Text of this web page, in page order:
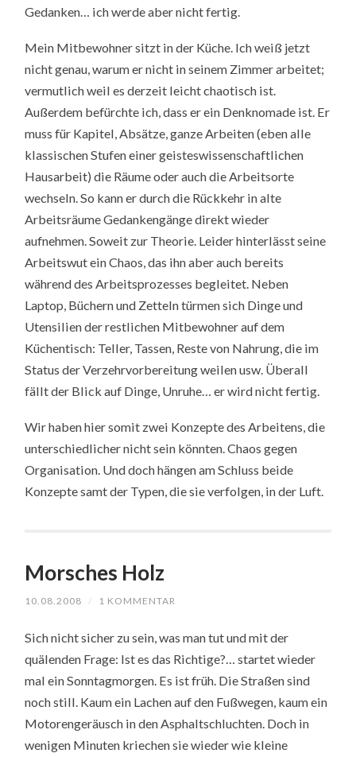
Gedanken… ich werde aber nicht fertig.
Mein Mitbewohner sitzt in der Küche. Ich weiß jetzt
nicht genau, warum er nicht in seinem Zimmer arbeitet;
vermutlich weil es derzeit leicht chaotisch ist.
Außerdem befürchte ich, dass er ein Denknomade ist. Er
muss für Kapitel, Absätze, ganze Arbeiten (eben alle
klassischen Stufen einer geisteswissenschaftlichen
Hausarbeit) die Räume oder auch die Arbeitsorte
wechseln. So kann er durch die Rückkehr in alte
Arbeitsräume Gedankengänge direkt wieder
aufnehmen. Soweit zur Theorie. Leider hinterlässt seine
Arbeitswut ein Chaos, das ihn aber auch bereits
während des Arbeitsprozesses begleitet. Neben
Laptop, Büchern und Zetteln türmen sich Dinge und
Utensilien der restlichen Mitbewohner auf dem
Küchentisch: Teller, Tassen, Reste von Nahrung, die im
Status der Verzehrvorbereitung weilen usw. Überall
fällt der Blick auf Dinge, Unruhe… er wird nicht fertig.
Wir haben hier somit zwei Konzepte des Arbeitens, die
unterschiedlicher nicht sein könnten. Chaos gegen
Organisation. Und doch hängen am Schluss beide
Konzepte samt der Typen, die sie verfolgen, in der Luft.
Morsches Holz
10.08.2008 / 1 KOMMENTAR
Sich nicht sicher zu sein, was man tut und mit der
quälenden Frage: Ist es das Richtige?… startet wieder
mal ein Sonntagmorgen. Es ist früh. Die Straßen sind
noch still. Kaum ein Lachen auf den Fußwegen, kaum ein
Motorengeräusch in den Asphaltschluchten. Doch in
wenigen Minuten kriechen sie wieder wie kleine